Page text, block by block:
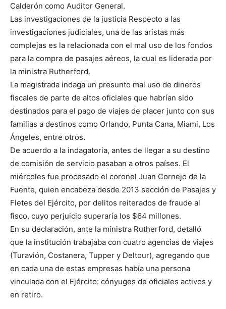
Calderón como Auditor General.
Las investigaciones de la justicia Respecto a las
investigaciones judiciales, una de las aristas más
complejas es la relacionada con el mal uso de los fondos
para la compra de pasajes aéreos, la cual es liderada por
la ministra Rutherford.
La magistrada indaga un presunto mal uso de dineros
fiscales de parte de altos oficiales que habrían sido
destinados para el pago de viajes de placer junto con sus
familias a destinos como Orlando, Punta Cana, Miami, Los
Ángeles, entre otros.
De acuerdo a la indagatoria, antes de llegar a su destino
de comisión de servicio pasaban a otros países. El
miércoles fue procesado el coronel Juan Cornejo de la
Fuente, quien encabeza desde 2013 sección de Pasajes y
Fletes del Ejército, por delitos reiterados de fraude al
fisco, cuyo perjuicio superaría los $64 millones.
En su declaración, ante la ministra Rutherford, detalló
que la institución trabajaba con cuatro agencias de viajes
(Turavión, Costanera, Tupper y Deltour), agregando que
en cada una de estas empresas había una persona
vinculada con el Ejército: cónyuges de oficiales activos y
en retiro.